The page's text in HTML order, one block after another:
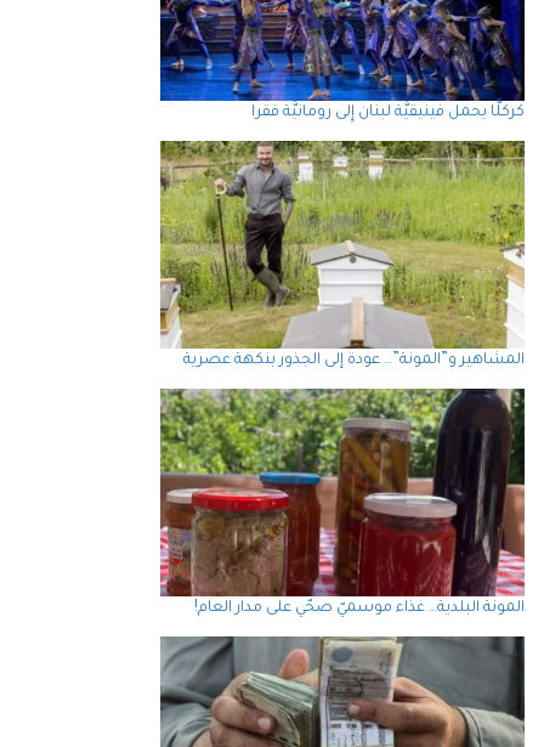
كركلَّا يحمل فينيقيَّة لبنان إِلى رومانيَّة فقرا
المشاهير و”المونة”… عودة إلى الجذور بنكهة عصرية
المونة البلدية… غذاء موسميّ صحّي على مدار العام!